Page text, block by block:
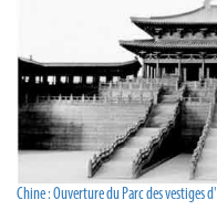
Chine : Ouverture du Parc des vestiges